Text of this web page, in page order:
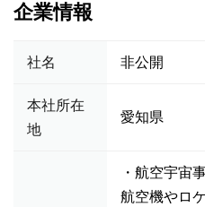
企業情報
社名 非公開
本社所在
地
愛知県
・航空宇宙
航空機やロ